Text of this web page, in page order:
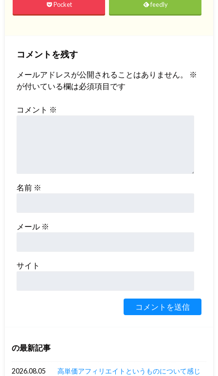
Pocket feedly
コメントを残す
メールアドレスが公開されることはありません。
※
が付いている欄は必須項目です
コメント ※
名前 ※
メール ※
サイト
の最新記事
2026.08.05
高単価アフィリエイトというものについて感じ